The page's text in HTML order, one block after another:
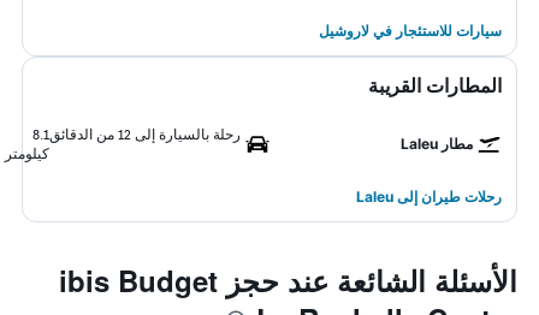
سيارات للاستئجار في لاروشيل
المطارات القريبة
مطار Laleu
رحلة بالسيارة إلى 12 من الدقائق
8.1
كيلومتر
رحلات طيران إلى Laleu
الأسئلة الشائعة عند حجز ibis Budget